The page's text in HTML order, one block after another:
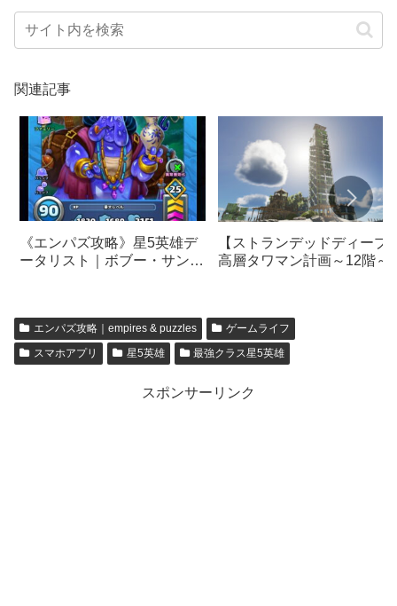
関連記事
《エンパズ攻略》星5英雄デ
ータリスト｜ボブー・サング
【ストランデッドディープ
高層タワマン計画～12階～
エンパズ攻略｜empires & puzzles
ゲームライフ
スマホアプリ
星5英雄 最強クラス星5英雄
スポンサーリンク